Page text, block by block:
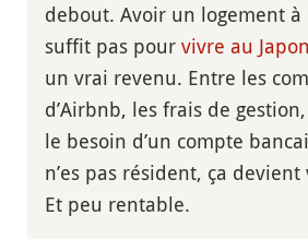
debout. Avoir un logement
suffit pas pour vivre au Japon
un vrai revenu. Entre les
d’Airbnb, les frais de
le besoin d’un compte
n’es pas résident, ça
Et peu rentable.